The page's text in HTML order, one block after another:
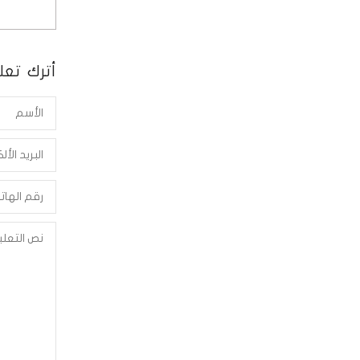
أترك